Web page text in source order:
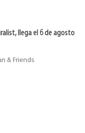
llega el 6 de agosto
& Friends